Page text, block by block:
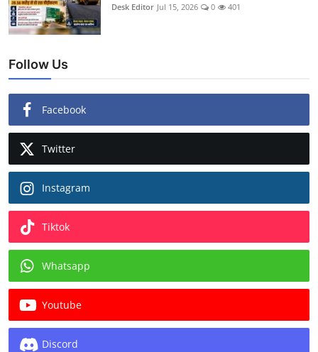
Desk Editor Jul 15, 2026 0 401
Follow Us
Facebook
Twitter
Instagram
Tiktok
Whatsapp
Youtube
Discord